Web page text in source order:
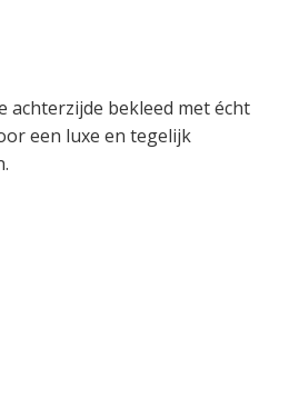
achterzijde bekleed met écht
een luxe en tegelijk